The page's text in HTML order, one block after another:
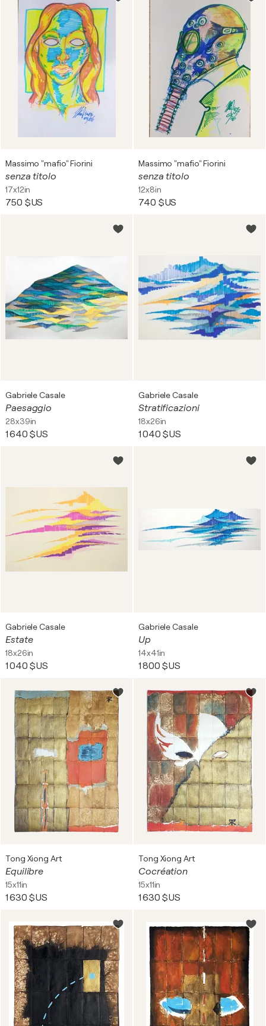
Massimo "mafio" Fiorini
senza titolo
17x12in
750 $US
Massimo "mafio" Fiorini
senza titolo
12x8in
740 $US
Gabriele Casale
Paesaggio
28x39in
1 640 $US
Gabriele Casale
Stratificazioni
18x26in
1 040 $US
Gabriele Casale
Estate
18x26in
1 040 $US
Gabriele Casale
Up
14x41in
1 800 $US
Tong Xiong Art
Equilibre
15x11in
1 630 $US
Tong Xiong Art
Cocréation
15x11in
1 630 $US